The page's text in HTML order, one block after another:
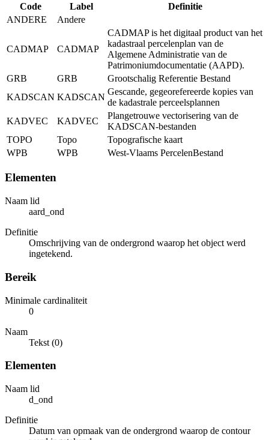
Code
Label
Definitie
ANDERE
Andere
CADMAP CADMAP
CADMAP is het digitaal product van het
kadastraal percelenplan van de
Algemene Administratie van de
Patrimoniumdocumentatie (AAPD).
GRB
GRB
Grootschalig Referentie Bestand
KADSCAN KADSCAN
Gescande, gegeorefereerde kopies van
de kadastrale perceelsplannen
KADVEC
KADVEC
Plangetrouwe vectorisering van de
KADSCAN-bestanden
TOPO
Topo
Topografische kaart
WPB
WPB West-Vlaams PercelenBestand
Elementen
Naam lid
aard_ond
Definitie
Omschrijving van de ondergrond waarop het object werd
ingetekend.
Bereik
Minimale cardinaliteit
0
Naam
Tekst (0)
Elementen
Naam lid
d_ond
Definitie
Datum van opmaak van de ondergrond waarop de contour